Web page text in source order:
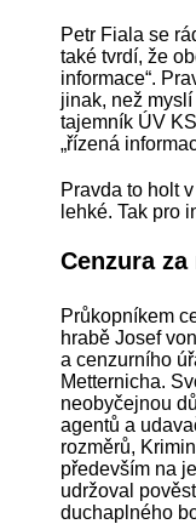
Petr Fiala se
také tvrdí, že
informace“.
jinak, než
tajemník ÚV
„řízená
Pravda to holt
lehké. Tak pro
Cenzura
Průkopníkem
hrabě Josef
a cenzurního
Metternicha.
neobyčejnou
agentů a
rozměrů,
především na
udržoval
duchaplného